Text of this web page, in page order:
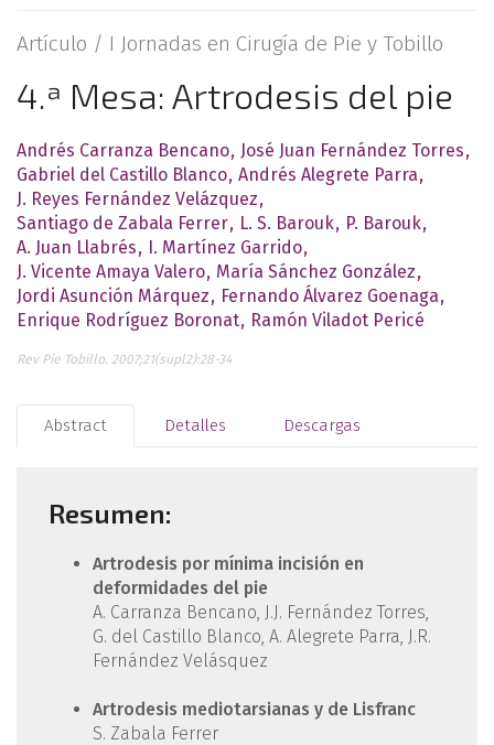
Artículo / I Jornadas en Cirugía de Pie y Tobillo
4.ª Mesa: Artrodesis del pie
Andrés Carranza Bencano José Juan Fernández Torres
Gabriel del Castillo Blanco Andrés Alegrete Parra
J. Reyes Fernández Velázquez
Santiago de Zabala Ferrer
L. S. Barouk
P. Barouk
A. Juan Llabrés
I. Martínez Garrido
J. Vicente Amaya Valero María Sánchez González
Jordi Asunción Márquez
Fernando Álvarez Goenaga
Enrique Rodríguez Boronat
Ramón Viladot Pericé
Rev Pie Tobillo. 2007;21(supl2):28-34
Abstract Detalles Descargas
Resumen:
Artrodesis por mínima incisión en
deformidades del pie
A. Carranza Bencano, J.J. Fernández Torres,
G. del Castillo Blanco, A. Alegrete Parra, J.R.
Fernández Velásquez
Artrodesis mediotarsianas y de Lisfranc
S. Zabala Ferrer